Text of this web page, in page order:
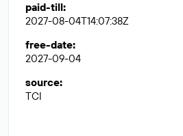
paid-till:
2027-08-04T14:07:38Z
free-date:
2027-09-04
source:
TCI